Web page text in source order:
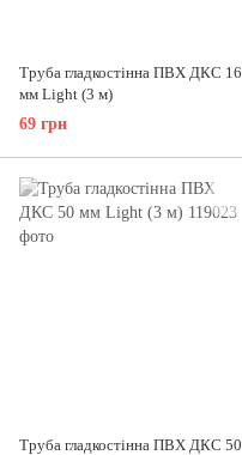
Труба гладкостінна ПВХ ДКС 16
мм Light (3 м)
69 грн
Труба гладкостінна ПВХ ДКС 50